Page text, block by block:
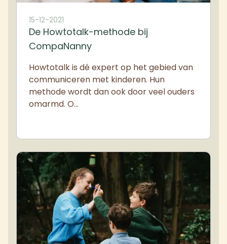
15-12-2021
De Howtotalk-methode bij
CompaNanny
Howtotalk is dé expert op het gebied van
communiceren met kinderen. Hun
methode wordt dan ook door veel ouders
omarmd. O…